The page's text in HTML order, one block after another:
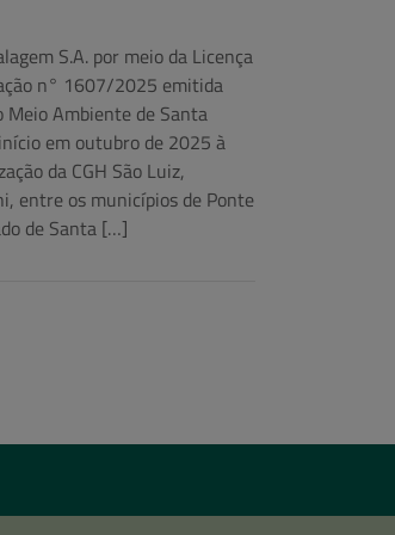
S.A. por meio da Licença
n° 1607/2025 emitida
Ambiente de Santa
em outubro de 2025 à
da CGH São Luiz,
entre os municípios de Ponte
de Santa […]